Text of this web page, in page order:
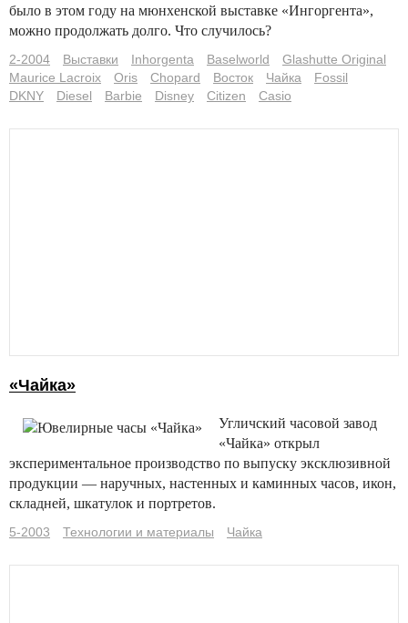
было в этом году на мюнхенской выставке «Ингоргента»,
можно продолжать долго. Что случилось?
2-2004 Выставки Inhorgenta Baselworld
Glashutte Original
Maurice Lacroix
Oris Chopard Восток Чайка
Fossil
DKNY
Diesel Barbie Disney Citizen Casio
«Чайка»
Угличский часовой завод
«Чайка» открыл
экспериментальное производство по выпуску эксклюзивной
продукции — наручных, настенных и каминных часов, икон,
складней, шкатулок и портретов.
5-2003 Технологии и материалы Чайка